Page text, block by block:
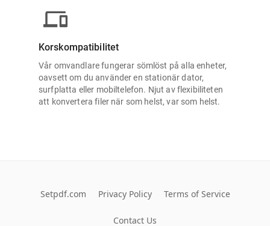
Korskompatibilitet
Vår omvandlare fungerar sömlöst på alla enheter,
oavsett om du använder en stationär dator,
surfplatta eller mobiltelefon. Njut av flexibiliteten
att konvertera filer när som helst, var som helst.
Setpdf.com Privacy Policy Terms of Service
Contact Us